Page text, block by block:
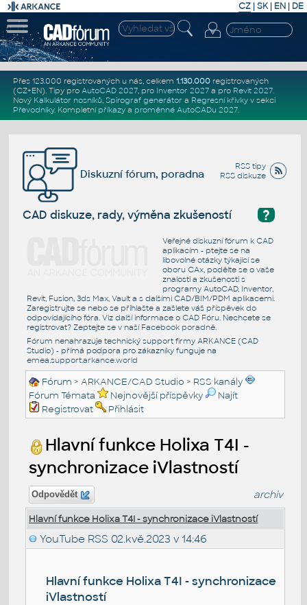
CZ | SK| EN | DE
Přes 123.000 registrovaných u nás, celkem 1.130.000registrovaných
(CZ+EN). Tipy pro AutoCAD 2027, pro Inventor 2027a pro Revit 2027.
Nový Kalkulátor nosníků, Spirograf generátor a Regresní křivkyv sekci
Převodníky. Kompletní příkazya proměnné AutoCADu 2027.
RSS tipy
RSS diskuze
Diskuzní fórum, poradna
?
CAD diskuze, rady, výměna zkušeností
Veřejné diskuzní fórum k CAD
aplikacím - ptejte se na
libovolné otázky týkající se
oboru CAx, podělte se o vaše
znalosti a zkušenosti s
programy AutoCAD, Inventor,
Revit, Fusion, 3ds Max, Vault a s dalšími CAD/BIM/PDM aplikacemi.
Zaregistrujte se nebo se přihlašte a zašlete váš příspěvek do
odpovídajícího fóra. Viz další informace o CAD Fóru. Nechcete se
registrovat? Zeptejte se v naší Facebook poradně.
Fórum nenahrazuje technický support firmy ARKANCE (CAD
Studio) - přímá podpora pro zákazníky funguje na
emea.support.arkance.world
Fórum >ARKANCE/CAD Studio > RSS kanály
Fórum Témata
Nejnovější příspěvky
Najít
Registrovat
Přihlásit
Hlavní funkce Holixa T4I -
synchronizace iVlastností
Odpovědět archiv
Hlavní funkce Holixa T4I - synchronizace iVlastností
YouTube RSS 02.kvě.2023 v 14:46
Hlavní funkce Holixa T4I - synchronizace
iVlastností